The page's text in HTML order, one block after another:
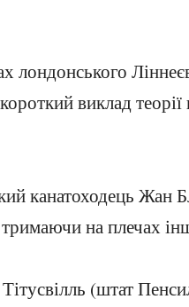
лондонського
виклад
канатоходець Жан
на плечах
Тітусвілль (штат